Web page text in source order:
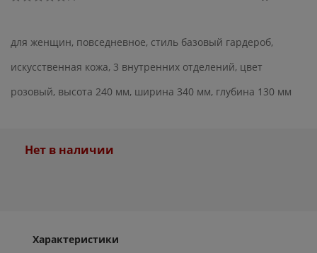
для женщин, повседневное, стиль базовый гардероб,
искусственная кожа, 3 внутренних отделений, цвет
розовый, высота 240 мм, ширина 340 мм, глубина 130 мм
Нет в наличии
Характеристики